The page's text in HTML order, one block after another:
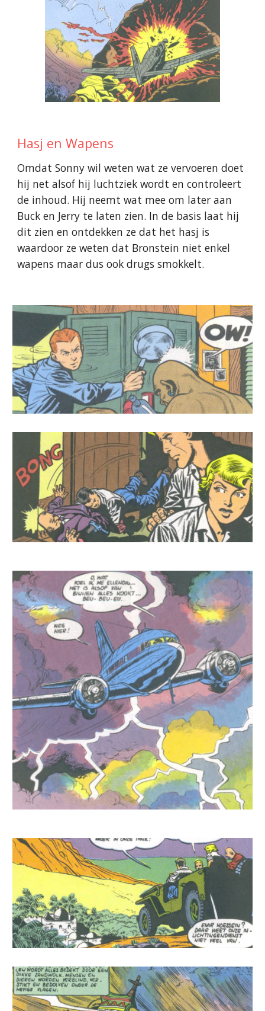
Hasj en Wapens
Omdat Sonny wil weten wat ze vervoeren doet
hij net alsof hij luchtziek wordt en controleert
de inhoud. Hij neemt wat mee om later aan
Buck en Jerry te laten zien. In de basis laat hij
dit zien en ontdekken ze dat het hasj is
waardoor ze weten dat Bronstein niet enkel
wapens maar dus ook drugs smokkelt.